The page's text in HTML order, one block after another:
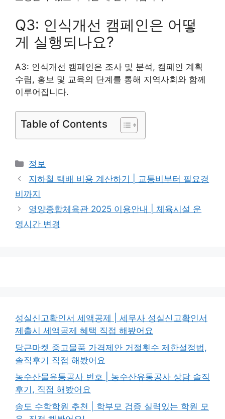
Q3: 인식개선 캠페인은 어떻
게 실행되나요?
A3: 인식개선 캠페인은 조사 및 분석, 캠페인 계획
수립, 홍보 및 교육의 단계를 통해 지역사회와 함께
이루어집니다.
Table of Contents
카
테
리
정보
지하철 택배 비용 계산하기 | 교통비부터 필요경
비까지
영양종합체육관 2025 이용안내 | 체육시설 운
영시간 변경
성실신고확인서 세액공제 | 세무사 성실신고확인서
제출시 세액공제 혜택 직접 해봤어요
당근마켓 중고물품 가격제안 거절횟수 제한설정법,
솔직후기 직접 해봤어요
농수산물유통공사 번호 | 농수산유통공사 상담 솔직
후기, 직접 해봤어요
송도 수학학원 추천 | 학부모 검증 실력있는 학원 모